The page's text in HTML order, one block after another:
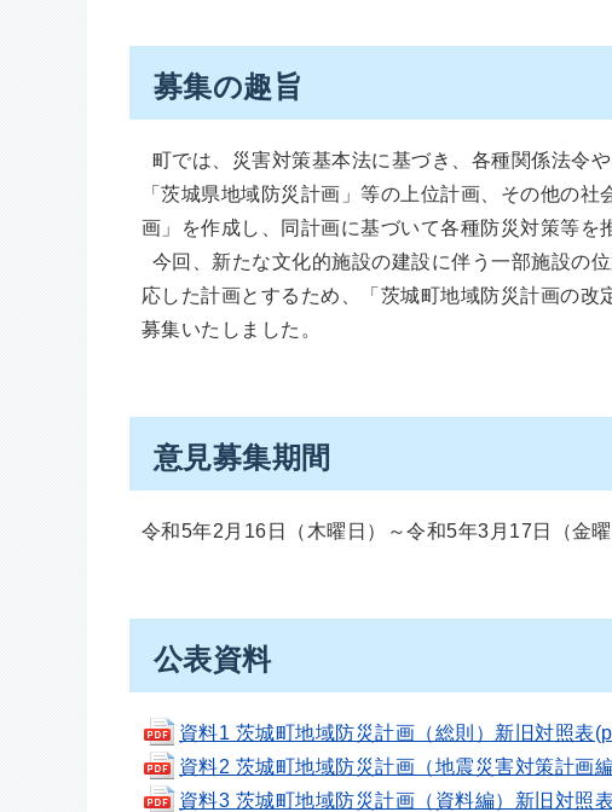
募集の趣旨
町では、災害対策基本法に基づき、各種関係法令
「茨城県地域防災計画」等の上位計画、その他の
画」を作成し、同計画に基づいて各種防災対策等を
今回、新たな文化的施設の建設に伴う一部施設の
応した計画とするため、「茨城町地域防災計画の
募集いたしました。
意見募集期間
令和5年2月16日（木曜日）～令和5年3月17日（金曜
公表資料
資料1 茨城町地域防災計画（総則）新旧対照表
資料2 茨城町地域防災計画（地震災害対策計画
資料3 茨城町地域防災計画（資料編）新旧対照